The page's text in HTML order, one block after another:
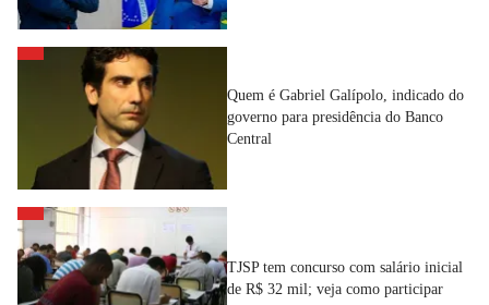
Quem é Gabriel Galípolo, indicado do
governo para presidência do Banco
Central
TJSP tem concurso com salário inicial
de R$ 32 mil; veja como participar